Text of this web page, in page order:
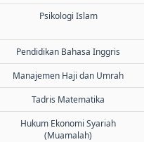
Psikologi Islam
Pendidikan Bahasa Inggris
Manajemen Haji dan Umrah
Tadris Matematika
Hukum Ekonomi Syariah
(Muamalah)